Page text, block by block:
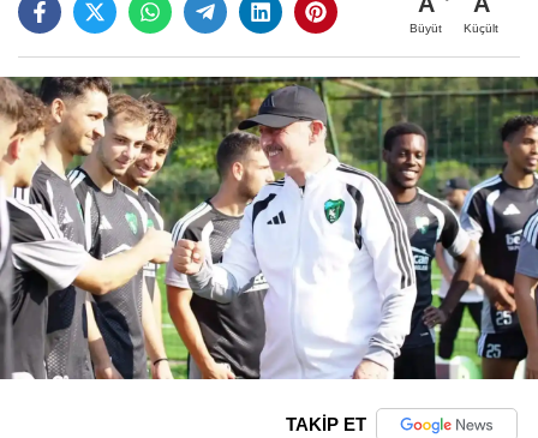
Büyüt Küçült
TAKİP ET